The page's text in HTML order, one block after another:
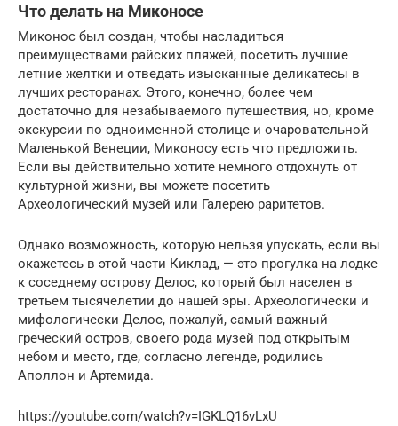
Что делать на Миконосе
Миконос был создан, чтобы насладиться
преимуществами райских пляжей, посетить лучшие
летние желтки и отведать изысканные деликатесы в
лучших ресторанах. Этого, конечно, более чем
достаточно для незабываемого путешествия, но, кроме
экскурсии по одноименной столице и очаровательной
Маленькой Венеции, Миконосу есть что предложить.
Если вы действительно хотите немного отдохнуть от
культурной жизни, вы можете посетить
Археологический музей или Галерею раритетов.
Однако возможность, которую нельзя упускать, если вы
окажетесь в этой части Киклад, — это прогулка на лодке
к соседнему острову Делос, который был населен в
третьем тысячелетии до нашей эры. Археологически и
мифологически Делос, пожалуй, самый важный
греческий остров, своего рода музей под открытым
небом и место, где, согласно легенде, родились
Аполлон и Артемида.
https://youtube.com/watch?v=IGKLQ16vLxU